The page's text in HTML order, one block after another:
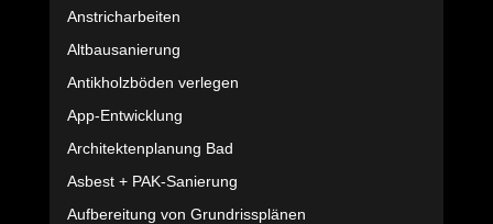
Anstricharbeiten
Altbausanierung
Antikholzböden verlegen
App-Entwicklung
Architektenplanung Bad
Asbest + PAK-Sanierung
Aufbereitung von Grundrissplänen